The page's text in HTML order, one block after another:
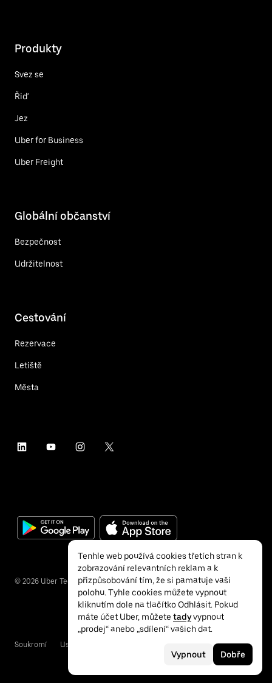
Produkty
Svez se
Řiď
Jez
Uber for Business
Uber Freight
Globální občanství
Bezpečnost
Udržitelnost
Cestování
Rezervace
Letiště
Města
© 2026 Uber Technologies Inc.
Soukromí Usnadnění přístupu
Tenhle web používá cookies třetích stran k
zobrazování relevantních reklam a k
přizpůsobování tím, že si pamatuje vaši
polohu. Tyhle cookies můžete vypnout
kliknutím dole na tlačítko Odhlásit. Pokud
máte účet Uber, můžete tadyvypnout
„prodej“ anebo „sdílení“ vašich dat.
Vypnout Dobře